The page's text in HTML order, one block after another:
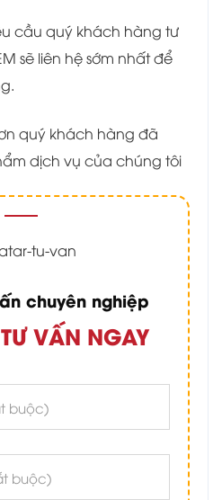
cầu quý khách hàng tư
sẽ liên hệ sớm nhất để
quý khách hàng đã
dịch vụ của chúng tôi
chuyên nghiệp
VẤN NGAY